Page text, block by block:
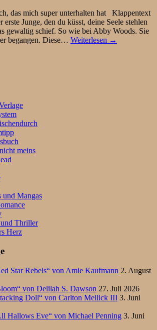
das mich super unterhalten hat Klappentext
erste Junge, den du küsst, deine Seele stehlen
gewaltig schief. So wie bei Abby Woods. Sie
begangen. Diese… Weiterlesen →
meins
und Mangas
Thriller
Herz
Star Rebels“ von Amie Kaufmann 2. August
von Delilah S. Dawson 27. Juli 2026
Doll“ von Carlton Mellick III 3. Juni
Hallows Eve“ von Michael Penning 3. Juni